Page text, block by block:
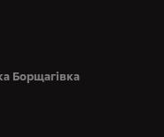
Борщагівка